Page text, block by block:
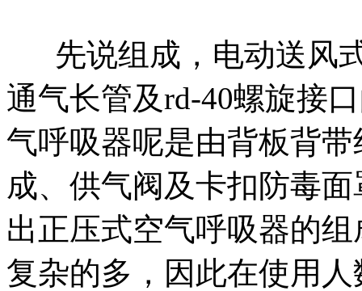
先说组成，电动送风
通气长管及rd-40螺旋接
气呼吸器呢是由背板背
成、供气阀及卡扣防毒
出正压式空气呼吸器的
复杂的多，因此在使用